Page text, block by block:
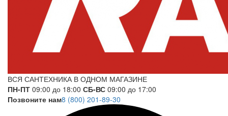
ВСЯ САНТЕХНИКА В ОДНОМ МАГАЗИНЕ
ПН-ПТ 09:00 до 18:00 СБ-ВС 09:00 до 17:00
Позвоните нам8 (800) 201-89-30